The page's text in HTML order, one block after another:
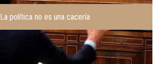
La política no es una cacería